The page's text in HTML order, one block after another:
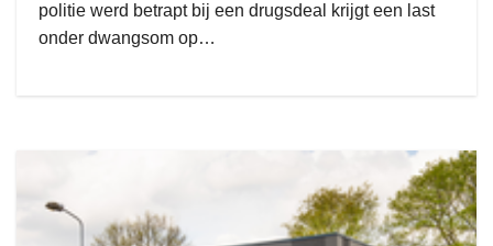
politie werd betrapt bij een drugsdeal krijgt een last
onder dwangsom op…